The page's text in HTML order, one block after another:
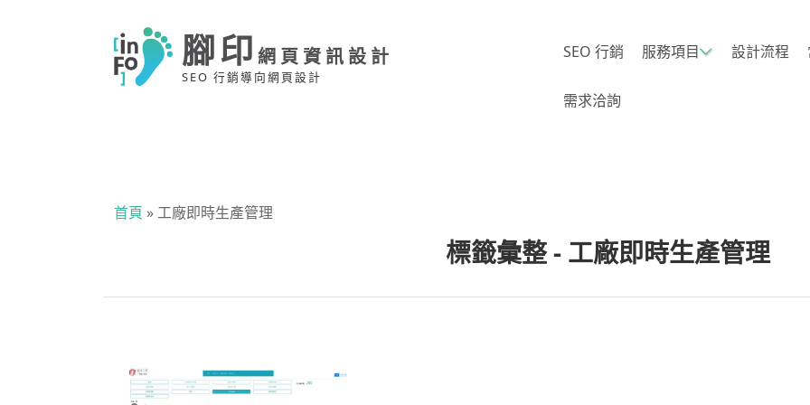
腳印 網頁資訊設計
SEO 行銷導向網頁設計
SEO 行銷 服務項目 設計流程
需求洽詢
首頁 »工廠即時生產管理
標籤彙整 - 工廠即時生產管理